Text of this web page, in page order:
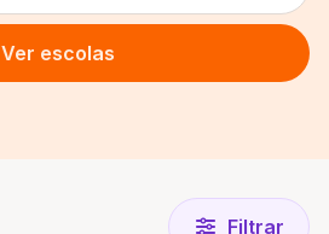
Ver escolas
Filtrar